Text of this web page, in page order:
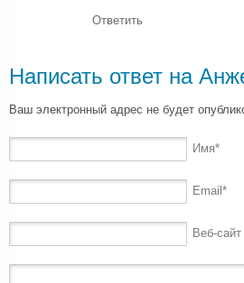
Ответить
Написать ответ на
Ваш электронный адрес не будет
Имя*
Email *
Веб-сайт